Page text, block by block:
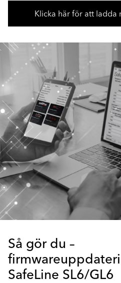
Klicka här för att ladda
Så gör du –
SafeLine SL6/GL6